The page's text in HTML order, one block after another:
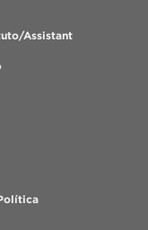
Assistant